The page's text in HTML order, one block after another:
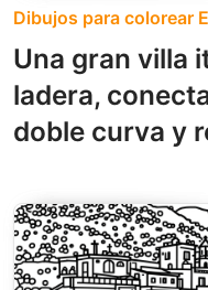
Dibujos para colorear
Una gran villa
ladera,
doble curva y